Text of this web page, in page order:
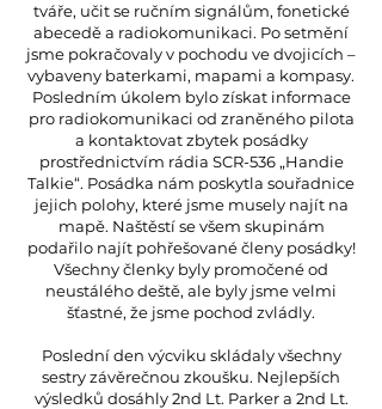
tváře, učit se ručním signálům, fonetické
abecedě a radiokomunikaci. Po setmění
jsme pokračovaly v pochodu ve dvojicích –
vybaveny baterkami, mapami a kompasy.
Posledním úkolem bylo získat informace
pro radiokomunikaci od zraněného pilota
a kontaktovat zbytek posádky
prostřednictvím rádia SCR-536 „Handie
Talkie“. Posádka nám poskytla souřadnice
jejich polohy, které jsme musely najít na
mapě. Naštěstí se všem skupinám
podařilo najít pohřešované členy posádky!
Všechny členky byly promočené od
neustálého deště, ale byly jsme velmi
šťastné, že jsme pochod zvládly.
Poslední den výcviku skládaly všechny
sestry závěrečnou zkoušku. Nejlepších
výsledků dosáhly 2nd Lt. Parker a 2nd Lt.